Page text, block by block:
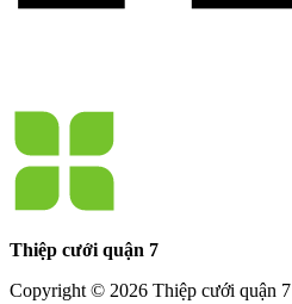
Thiệp cưới quận 7
Copyright © 2026 Thiệp cưới quận 7